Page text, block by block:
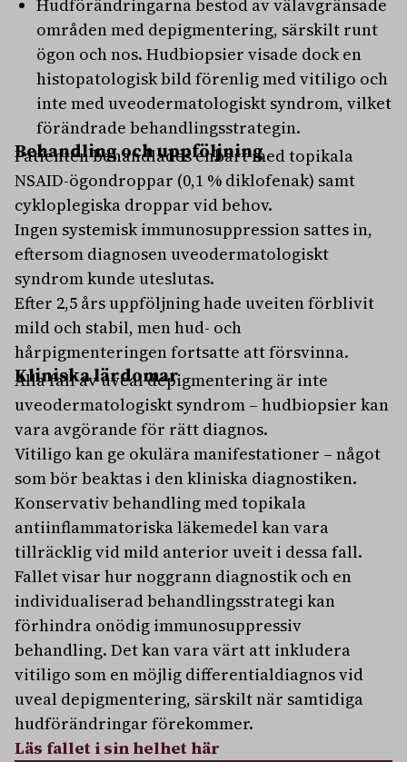
Hudförändringarna bestod av välavgränsade
områden med depigmentering, särskilt runt
ögon och nos. Hudbiopsier visade dock en
histopatologisk bild förenlig med vitiligo och
inte med uveodermatologiskt syndrom, vilket
förändrade behandlingsstrategin.
Behandling och uppföljning
Patienten behandlades enbart med topikala
NSAID-ögondroppar (0,1 % diklofenak) samt
cykloplegiska droppar vid behov.
Ingen systemisk immunosuppression sattes in,
eftersom diagnosen uveodermatologiskt
syndrom kunde uteslutas.
Efter 2,5 års uppföljning hade uveiten förblivit
mild och stabil, men hud- och
hårpigmenteringen fortsatte att försvinna.
Kliniska lärdomar
Alla fall av uveal depigmentering är inte
uveodermatologiskt syndrom – hudbiopsier kan
vara avgörande för rätt diagnos.
Vitiligo kan ge okulära manifestationer – något
som bör beaktas i den kliniska diagnostiken.
Konservativ behandling med topikala
antiinflammatoriska läkemedel kan vara
tillräcklig vid mild anterior uveit i dessa fall.
Fallet visar hur noggrann diagnostik och en
individualiserad behandlingsstrategi kan
förhindra onödig immunosuppressiv
behandling. Det kan vara värt att inkludera
vitiligo som en möjlig differentialdiagnos vid
uveal depigmentering, särskilt när samtidiga
hudförändringar förekommer.
Läs fallet i sin helhet här